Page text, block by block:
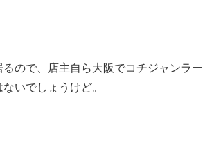
るので、店主自ら大阪でコチジャンラー
いでしょうけど。